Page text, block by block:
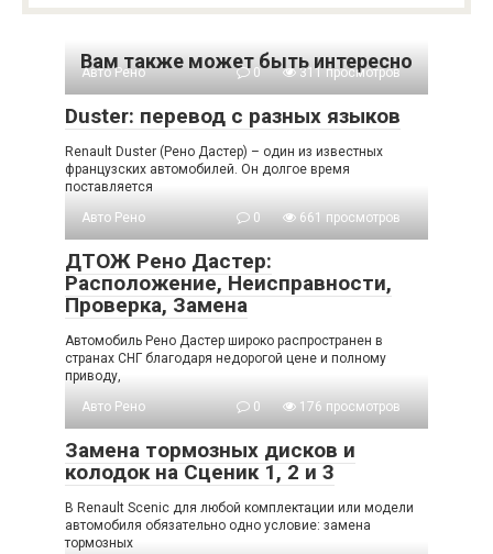
Вам также может быть интересно
Авто Рено 0 311 просмотров
Duster: перевод с разных языков
Renault Duster (Рено Дастер) – один из известных
французских автомобилей. Он долгое время
поставляется
Авто Рено
0 661 просмотров
ДТОЖ Рено Дастер:
Расположение, Неисправности,
Проверка, Замена
Автомобиль Рено Дастер широко распространен в
странах СНГ благодаря недорогой цене и полному
приводу,
Авто Рено
0 176 просмотров
Замена тормозных дисков и
колодок на Сценик 1, 2 и 3
В Renault Scenic для любой комплектации или модели
автомобиля обязательно одно условие: замена
тормозных